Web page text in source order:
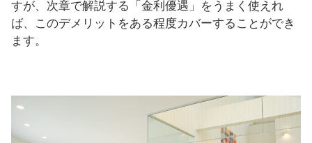
すが、次章で解説する「金利優遇」をうまく使えれ
ば、このデメリットをある程度カバーすることができ
ます。